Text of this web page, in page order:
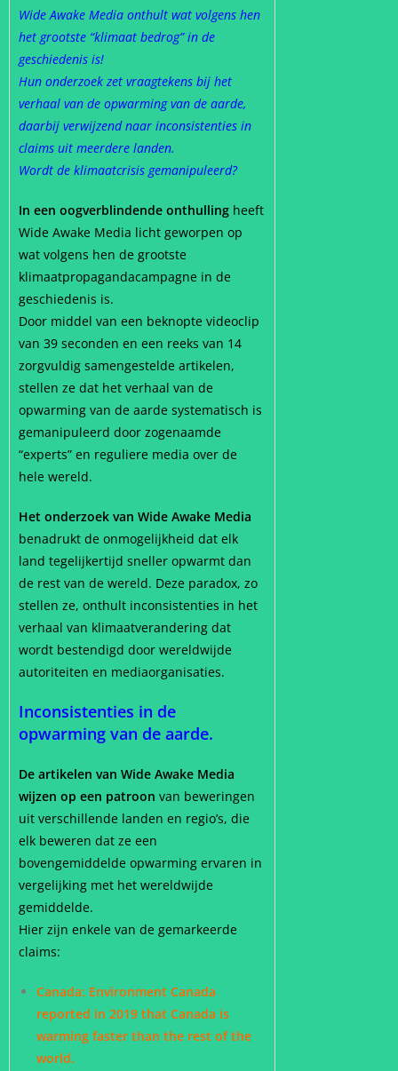
Wide Awake Media onthult wat volgens hen
het grootste “klimaat bedrog” in de
geschiedenis is!
Hun onderzoek zet vraagtekens bij het
verhaal van de opwarming van de aarde,
daarbij verwijzend naar inconsistenties in
claims uit meerdere landen.
Wordt de klimaatcrisis gemanipuleerd?
In een oogverblindende onthulling heeft
Wide Awake Media licht geworpen op
wat volgens hen de grootste
klimaatpropagandacampagne in de
geschiedenis is.
Door middel van een beknopte videoclip
van 39 seconden en een reeks van 14
zorgvuldig samengestelde artikelen,
stellen ze dat het verhaal van de
opwarming van de aarde systematisch is
gemanipuleerd door zogenaamde
“experts” en reguliere media over de
hele wereld.
Het onderzoek van Wide Awake Media
benadrukt de onmogelijkheid dat elk
land tegelijkertijd sneller opwarmt dan
de rest van de wereld. Deze paradox, zo
stellen ze, onthult inconsistenties in het
verhaal van klimaatverandering dat
wordt bestendigd door wereldwijde
autoriteiten en mediaorganisaties.
Inconsistenties in de
opwarming van de aarde.
De artikelen van Wide Awake Media
wijzen op een patroon van beweringen
uit verschillende landen en regio’s, die
elk beweren dat ze een
bovengemiddelde opwarming ervaren in
vergelijking met het wereldwijde
gemiddelde.
Hier zijn enkele van de gemarkeerde
claims:
Canada: Environment Canada
reported in 2019 that Canada is
warming faster than the rest of the
world.